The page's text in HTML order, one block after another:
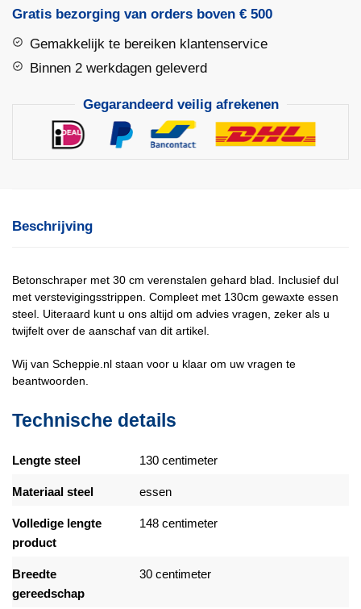
steel
Gratis bezorging van orders boven € 500
Gemakkelijk te bereiken klantenservice
Binnen 2 werkdagen geleverd
Gegarandeerd veilig afrekenen
Beschrijving
Betonschraper met 30 cm verenstalen gehard blad. Inclusief dul
met verstevigingsstrippen. Compleet met 130cm gewaxte essen
steel. Uiteraard kunt u ons altijd om advies vragen, zeker als u
twijfelt over de aanschaf van dit artikel.
Wij van Scheppie.nl staan voor u klaar om uw vragen te
beantwoorden.
Technische details
Lengte steel 130 centimeter
Materiaal steel essen
Volledige lengte
product
148 centimeter
Breedte
gereedschap
30 centimeter